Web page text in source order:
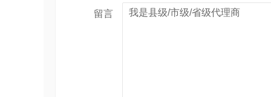
留言